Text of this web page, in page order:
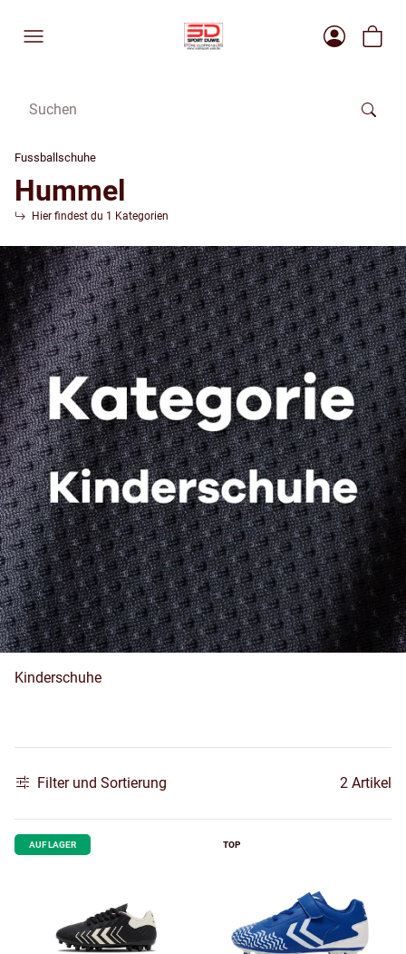
Fussballschuhe
Hummel
Hier findest du 1 Kategorien
Kinderschuhe
Filter und Sortierung 2 Artikel
AUF LAGER TOP